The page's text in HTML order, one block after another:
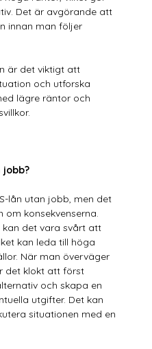
Det är avgörande att
innan man följer
är det viktigt att
och utforska
lägre räntor och
jobb?
lån utan jobb, men det
konsekvenserna.
kan det vara svårt att
kan leda till höga
När man överväger
det klokt att först
och skapa en
utgifter. Det kan
situationen med en